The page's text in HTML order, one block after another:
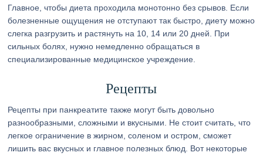
Главное, чтобы диета проходила монотонно без срывов. Если
болезненные ощущения не отступают так быстро, диету можно
слегка разгрузить и растянуть на 10, 14 или 20 дней. При
сильных болях, нужно немедленно обращаться в
специализированные медицинское учреждение.
Рецепты
Рецепты при панкреатите также могут быть довольно
разнообразными, сложными и вкусными. Не стоит считать, что
легкое ограничение в жирном, соленом и остром, сможет
лишить вас вкусных и главное полезных блюд. Вот некоторые